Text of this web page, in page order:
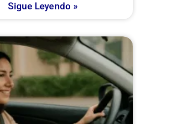
Sigue Leyendo »